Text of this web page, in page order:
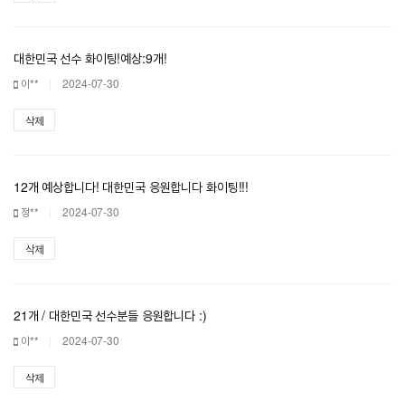
대한민국 선수 화이팅!예상:9개!
이** 2024-07-30
삭제
12개 예상합니다! 대한민국 응원합니다 화이팅!!!
정** 2024-07-30
삭제
21개 / 대한민국 선수분들 응원합니다 :)
이** 2024-07-30
삭제